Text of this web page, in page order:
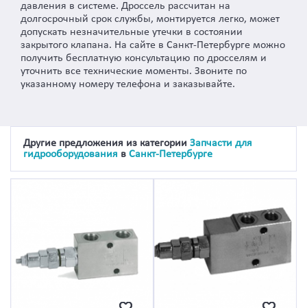
давления в системе. Дроссель рассчитан на
долгосрочный срок службы, монтируется легко, может
допускать незначительные утечки в состоянии
закрытого клапана. На сайте в Санкт-Петербурге можно
получить бесплатную консультацию по дросселям и
уточнить все технические моменты. Звоните по
указанному номеру телефона и заказывайте.
Другие предложения из категории Запчасти для
гидрооборудования в Санкт-Петербурге